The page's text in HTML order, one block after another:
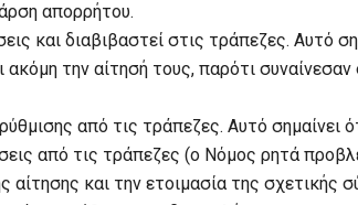
απορρήτου.
και διαβιβαστεί στις τράπεζες. Αυτό
την αίτησή τους, παρότι
από τις τράπεζες. Αυτό σημαίνει
από τις τράπεζες (ο Νόμος ρητά
αίτησης και την ετοιμασία της σχετικής